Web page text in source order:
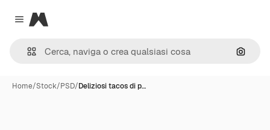
Close menu
Magnific
Cerca
Home/Stock/PSD/Deliziosi tacos di p…